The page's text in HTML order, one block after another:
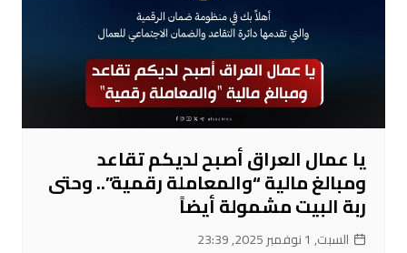
يا عمال العراق أصبح لديكم تقاعد
ومبالغ مالية “والمعاملة رقمية”.. وحتى
ربة البيت مشمولة أيضاً
السبت, 1 نوفمبر 2025, 23:39